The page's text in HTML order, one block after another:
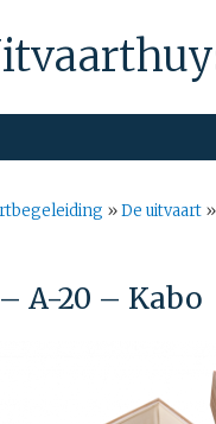
»De uitvaart »
A-20 – Kabo